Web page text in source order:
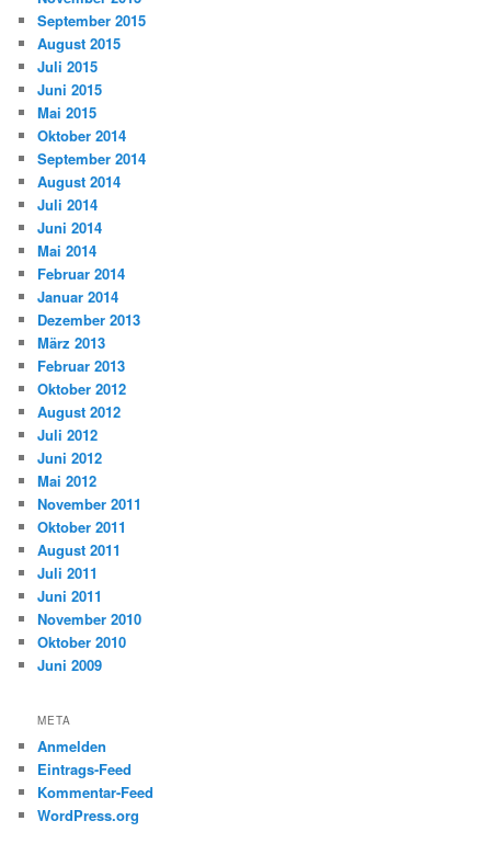
September 2015
August 2015
Juli 2015
Juni 2015
Mai 2015
Oktober 2014
September 2014
August 2014
Juli 2014
Juni 2014
Mai 2014
Februar 2014
Januar 2014
Dezember 2013
März 2013
Februar 2013
Oktober 2012
August 2012
Juli 2012
Juni 2012
Mai 2012
November 2011
Oktober 2011
August 2011
Juli 2011
Juni 2011
November 2010
Oktober 2010
Juni 2009
META
Anmelden
Eintrags-Feed
Kommentar-Feed
WordPress.org